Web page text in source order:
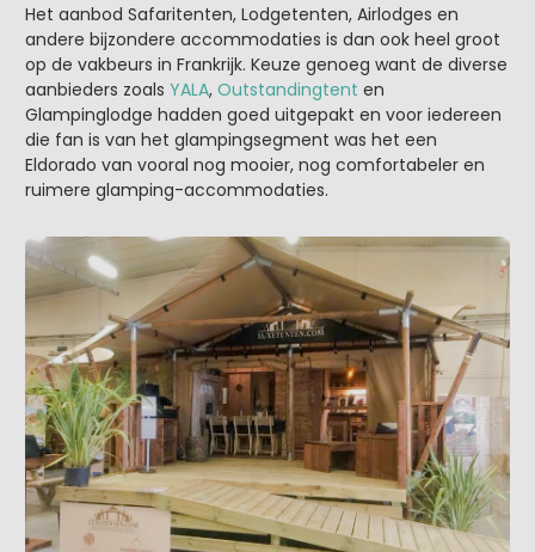
Het aanbod Safaritenten, Lodgetenten, Airlodges en
andere bijzondere accommodaties is dan ook heel groot
op de vakbeurs in Frankrijk. Keuze genoeg want de diverse
aanbieders zoals YALA, Outstandingtent en
Glampinglodge hadden goed uitgepakt en voor iedereen
die fan is van het glampingsegment was het een
Eldorado van vooral nog mooier, nog comfortabeler en
ruimere glamping-accommodaties.